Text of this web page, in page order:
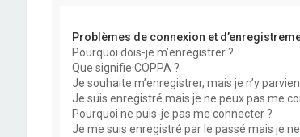
Problèmes de connexion et
Pourquoi dois-je m’enregistrer ?
Que signifie COPPA ?
Je souhaite m’enregistrer, mais je n’y
Je suis enregistré mais je ne peux pas me
Pourquoi ne puis-je pas me connecter ?
Je me suis enregistré par le passé mais je